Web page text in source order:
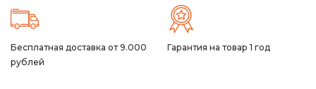
Бесплатная доставка от 9.000
рублей
Гарантия на товар 1 год